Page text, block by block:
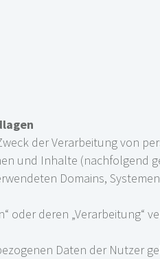
der Verarbeitung von
und Inhalte (nachfolgend
Domains,
deren „Verarbeitung“
Daten der Nutzer